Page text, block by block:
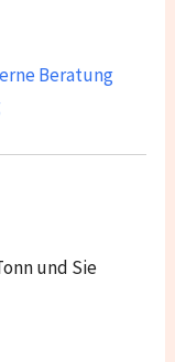
Beratung
und Sie